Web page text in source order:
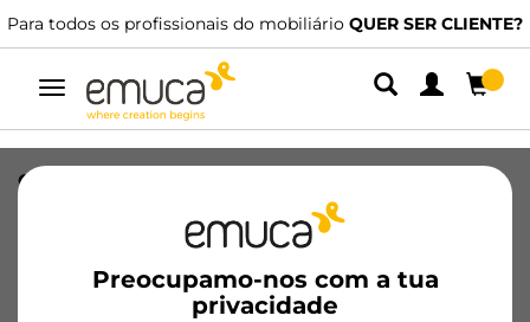
Para todos os profissionais do mobiliário QUER SER CLIENTE?
Alternar
navegação
Preocupamo-nos com a tua
privacidade
conjunto de cercos para gavetas de
cozinha e casa de banho, Profundidade
300mm, Aço, Pintado de branco
3110112/EAN 8432393011202